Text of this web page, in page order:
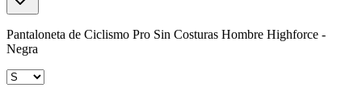
Pantaloneta de Ciclismo Pro Sin Costuras Hombre Highforce -
Negra